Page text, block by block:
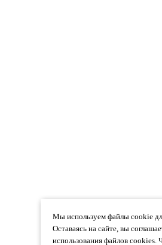
Мы используем файлы cookie
Оставаясь на сайте, вы
использования файлов cookies.